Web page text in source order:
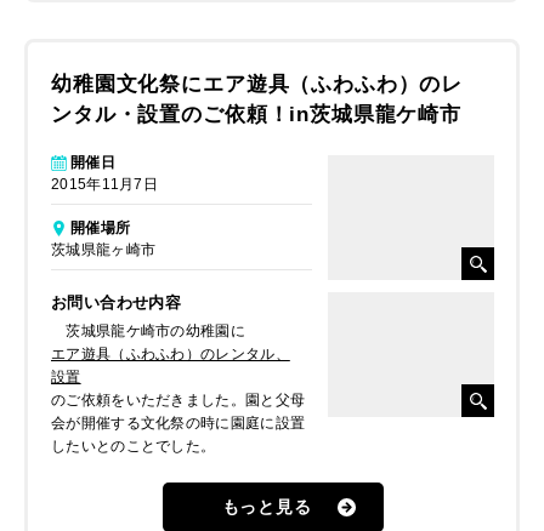
幼稚園文化祭にエア遊具（ふわふわ）のレ
ンタル・設置のご依頼！in茨城県龍ケ崎市
開催日
2015年11月7日
開催場所
茨城県龍ヶ崎市
お問い合わせ内容
茨城県龍ケ崎市の幼稚園に
エア遊具（ふわふわ）のレンタル、
設置
のご依頼をいただきました。園と父母
会が開催する文化祭の時に園庭に設置
したいとのことでした。
もっと見る